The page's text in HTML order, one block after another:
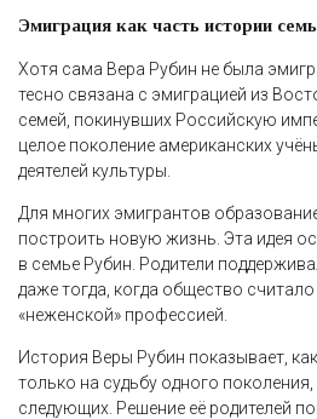
Эмиграция как часть истории
Хотя сама Вера Рубин не была
тесно связана с эмиграцией из
семей, покинувших Российскую
целое поколение американских
деятелей культуры.
Для многих эмигрантов
построить новую жизнь. Эта идея
в семье Рубин. Родители
даже тогда, когда общество
«неженской» профессией.
История Веры Рубин показывает,
только на судьбу одного
следующих. Решение её родителей